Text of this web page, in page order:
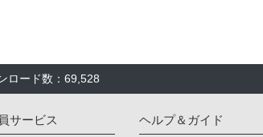
ロード数：69,528
サービス ヘルプ＆ガイド